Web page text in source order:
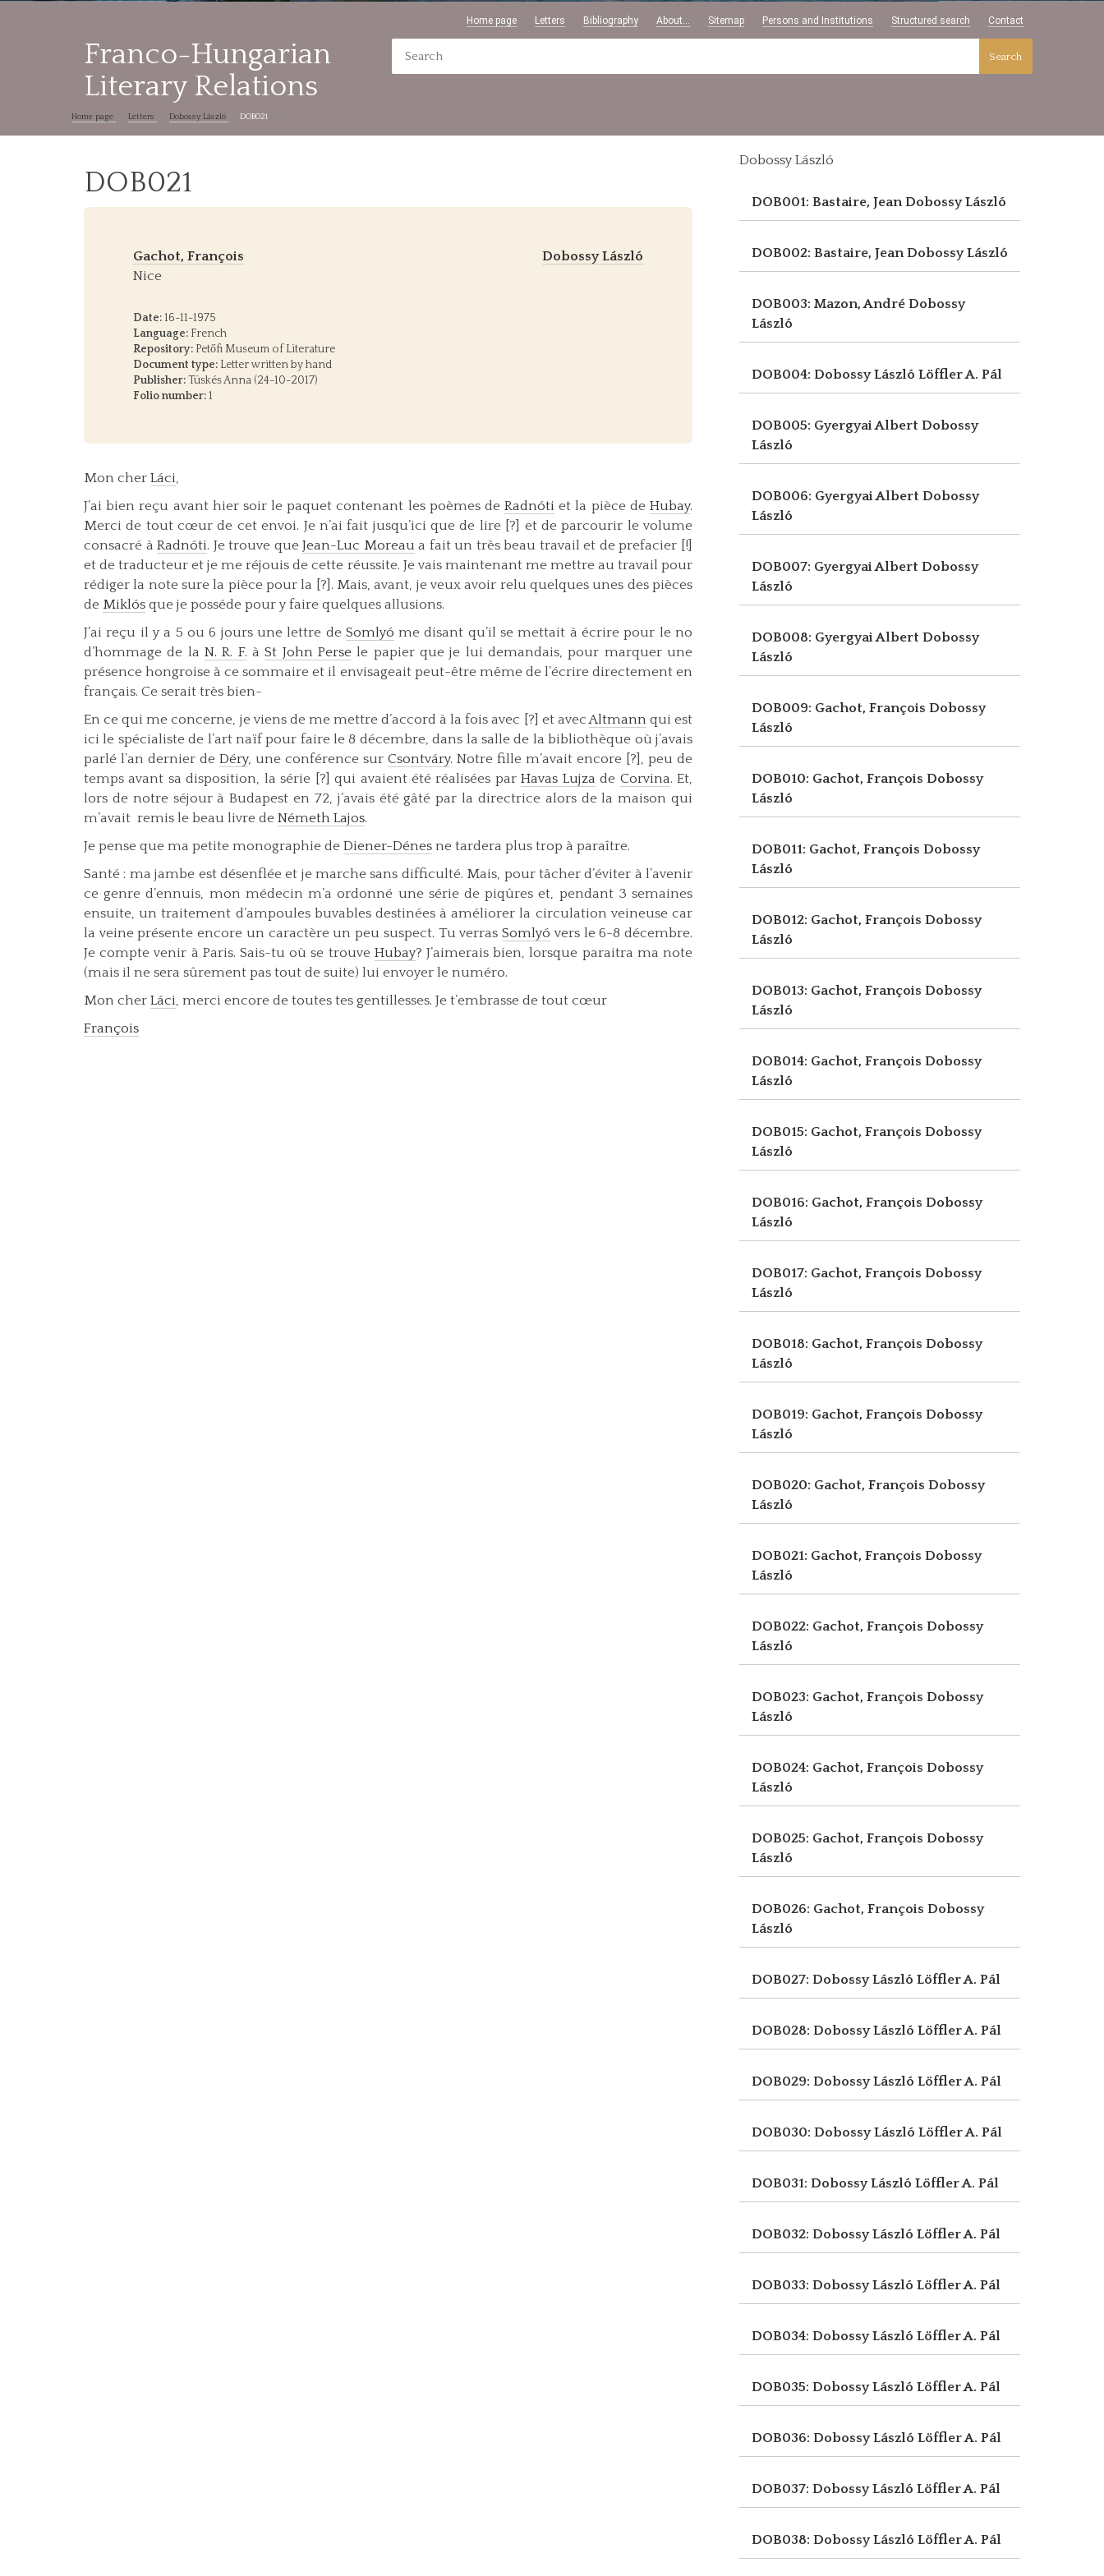
Home page Letters Bibliography About... Sitemap Persons and Institutions Structured search Contact
Franco-Hungarian
Literary Relations
Search
Home page Letters Dobossy László DOB021
DOB021
Gachot, François
Dobossy László
Nice
Date:16-11-1975
Language: French
Repository: Petőfi Museum of Literature
Document type: Letter written by hand
Publisher: Tüskés Anna (24-10-2017)
Folio number:1
Mon cher Láci,
J’ai bien reçu avant hier soir le paquet contenant les poèmes deRadnóti et la pièce deHubay.
Merci de tout cœur de cet envoi. Je n’ai fait jusqu’ici que de lire [?] et de parcourir le volume
consacré àRadnóti. Je trouve queJean-Luc Moreaua fait un très beau travail et de prefacier [!]
et de traducteur et je me réjouis de cette réussite. Je vais maintenant me mettre au travail pour
rédiger la note sure la pièce pour la [?]. Mais, avant, je veux avoir relu quelques unes des pièces
de Miklós que je posséde pour y faire quelques allusions.
J’ai reçu il y a 5 ou 6 jours une lettre de Somlyó me disant qu’il se mettait à écrire pour le no
d’hommage de la N. R. F. àSt John Perse le papier que je lui demandais, pour marquer une
présence hongroise à ce sommaire et il envisageait peut-être même de l’écrire directement en
français. Ce serait très bien-
En ce qui me concerne, je viens de me mettre d’accord à la fois avec [?] et avecAltmann qui est
ici le spécialiste de l’art naïf pour faire le 8 décembre, dans la salle de la bibliothèque où j’avais
parlé l’an dernier de Déry, une conférence sur Csontváry. Notre fille m’avait encore [?], peu de
temps avant sa disposition, la série [?] qui avaient été réalisées parHavas Lujza de Corvina. Et,
lors de notre séjour à Budapest en 72, j’avais été gâté par la directrice alors de la maison qui
m’avait remis le beau livre de Németh Lajos.
Je pense que ma petite monographie de Diener-Dénes ne tardera plus trop à paraître.
Santé : ma jambe est désenflée et je marche sans difficulté. Mais, pour tâcher d’éviter à l’avenir
ce genre d’ennuis, mon médecin m’a ordonné une série de piqûres et, pendant 3 semaines
ensuite, un traitement d’ampoules buvables destinées à améliorer la circulation veineuse car
la veine présente encore un caractère un peu suspect. Tu verrasSomlyó vers le 6-8 décembre.
Je compte venir à Paris. Sais-tu où se trouve Hubay? J’aimerais bien, lorsque paraitra ma note
(mais il ne sera sûrement pas tout de suite) lui envoyer le numéro.
Mon cher Láci, merci encore de toutes tes gentillesses. Je t’embrasse de tout cœur
François
Dobossy László
DOB001: Bastaire, JeanDobossy László
DOB002: Bastaire, JeanDobossy László
DOB003: Mazon, André Dobossy
László
DOB004: Dobossy László Löffler A. Pál
DOB005: Gyergyai Albert Dobossy
László
DOB006: Gyergyai Albert Dobossy
László
DOB007: Gyergyai Albert Dobossy
László
DOB008: Gyergyai Albert Dobossy
László
DOB009: Gachot, François Dobossy
László
DOB010: Gachot, François Dobossy
László
DOB011: Gachot, François Dobossy
László
DOB012: Gachot, François Dobossy
László
DOB013: Gachot, François Dobossy
László
DOB014: Gachot, François Dobossy
László
DOB015: Gachot, François Dobossy
László
DOB016: Gachot, François Dobossy
László
DOB017: Gachot, François Dobossy
László
DOB018: Gachot, François Dobossy
László
DOB019: Gachot, François Dobossy
László
DOB020: Gachot, François Dobossy
László
DOB021: Gachot, François Dobossy
László
DOB022: Gachot, François Dobossy
László
DOB023: Gachot, François Dobossy
László
DOB024: Gachot, François Dobossy
László
DOB025: Gachot, François Dobossy
László
DOB026: Gachot, François Dobossy
László
DOB027: Dobossy László Löffler A. Pál
DOB028: Dobossy László Löffler A. Pál
DOB029: Dobossy László Löffler A. Pál
DOB030: Dobossy László Löffler A. Pál
DOB031: Dobossy László Löffler A. Pál
DOB032: Dobossy László Löffler A. Pál
DOB033: Dobossy László Löffler A. Pál
DOB034: Dobossy László Löffler A. Pál
DOB035: Dobossy László Löffler A. Pál
DOB036: Dobossy László Löffler A. Pál
DOB037: Dobossy László Löffler A. Pál
DOB038: Dobossy László Löffler A. Pál